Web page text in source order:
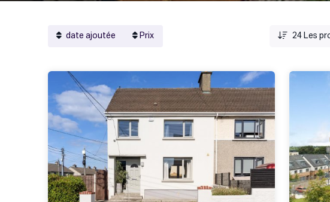
date ajoutée Prix 24 Les